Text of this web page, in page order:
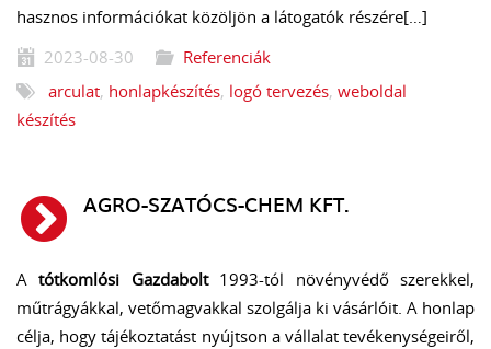
hasznos információkat közöljön a látogatók részére[…]
2023-08-30
Referenciák
arculat, honlapkészítés, logó tervezés, weboldal
készítés
AGRO-SZATÓCS-CHEM KFT.
Atótkomlósi Gazdabolt1993-tól növényvédő szerekkel,
műtrágyákkal, vetőmagvakkal szolgálja ki vásárlóit. A honlap
célja, hogy tájékoztatást nyújtson a vállalat tevékenységeiről,